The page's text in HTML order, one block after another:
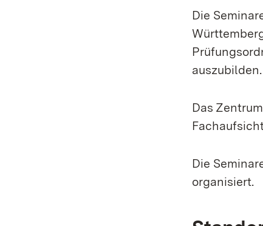
Die
auszubilden.
Das
Die
organisiert.